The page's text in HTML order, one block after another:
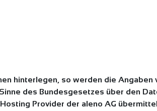
hinterlegen, so werden die Angaben
des Bundesgesetzes über den
Provider der aleno AG